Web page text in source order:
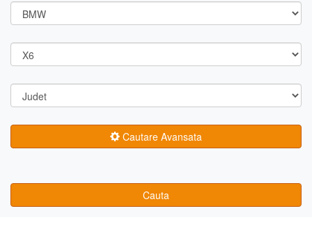
Cautare Avansata
Cauta